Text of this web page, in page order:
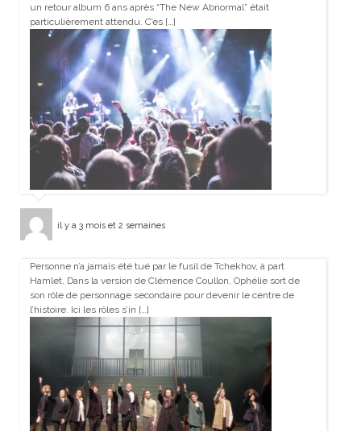
un retour album 6 ans après “The New Abnormal” était
particulièrement attendu. C’es […]
il y a 3 mois et 2 semaines
Personne n’a jamais été tué par le fusil de Tchekhov, à part
Hamlet. Dans la version de Clémence Coullon, Ophélie sort de
son rôle de personnage secondaire pour devenir le centre de
l’histoire. Ici les rôles s’in […]